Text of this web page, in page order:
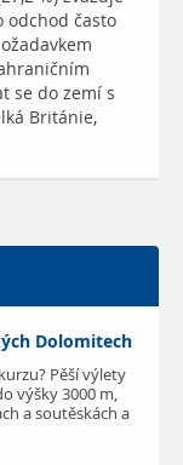
odchod často
se do zemí s
Británie,
Dolomitech
Pěší výlety
výšky 3000 m,
a soutěskách a